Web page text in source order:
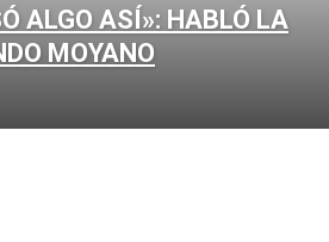
ALGO ASÍ»: HABLÓ LA
MOYANO